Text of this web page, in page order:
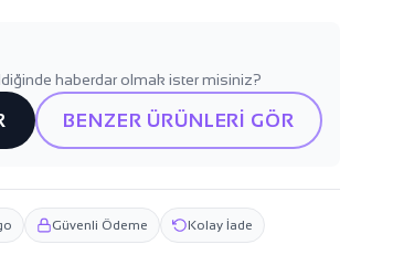
haberdar olmak ister misiniz?
BENZER ÜRÜNLERİ GÖR
Güvenli Ödeme Kolay İade